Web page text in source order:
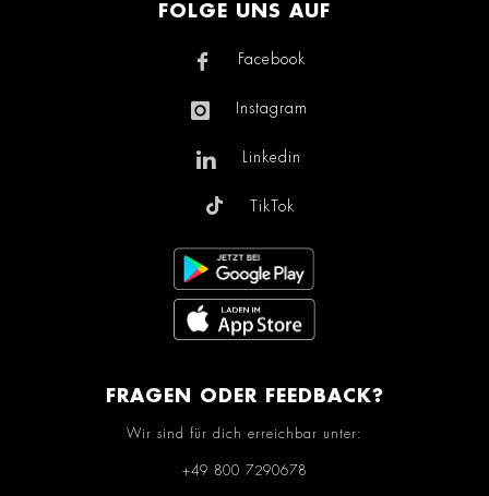
FOLGE UNS AUF
Facebook
Instagram
Linkedin
TikTok
FRAGEN ODER FEEDBACK?
Wir sind für dich erreichbar unter:
+49 800 7290678